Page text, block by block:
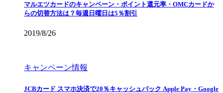
マルエツカードのキャンペーン・ポイント還元率・OMCカードか
らの切替方法は？毎週日曜日は5％割引
2019/8/26
キャンペーン情報
JCBカード スマホ決済で20％キャッシュバック Apple Pay・Google